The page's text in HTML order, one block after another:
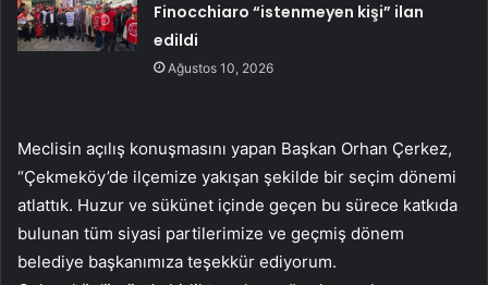
Finocchiaro “istenmeyen kişi” ilan
edildi
Ağustos 10, 2026
Meclisin açılış konuşmasını yapan Başkan Orhan Çerkez,
“Çekmeköy’de ilçemize yakışan şekilde bir seçim dönemi
atlattık. Huzur ve sükünet içinde geçen bu sürece katkıda
bulunan tüm siyasi partilerimize ve geçmiş dönem
belediye başkanımıza teşekkür ediyorum.